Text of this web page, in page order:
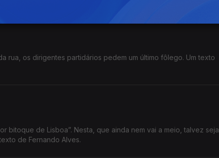
rua, os dirigentes partidários pedem um último fôlego. Um texto
bitoque de Lisboa”. Nesta, que ainda nem vai a meio, talvez seja
de Fernando Alves.